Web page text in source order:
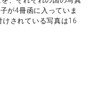
が4冊函に入っていま
されている写真は16